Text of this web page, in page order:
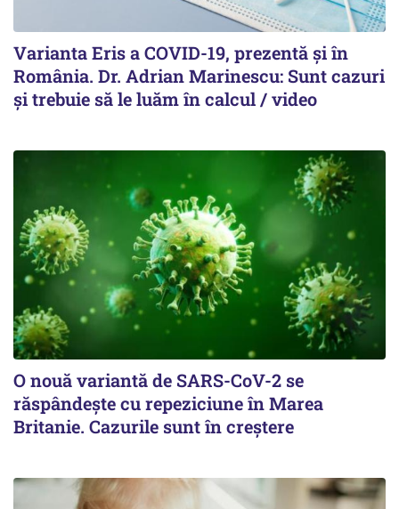
Varianta Eris a COVID-19, prezentă și în
România. Dr. Adrian Marinescu: Sunt cazuri
și trebuie să le luăm în calcul / video
O nouă variantă de SARS-CoV-2 se
răspândește cu repeziciune în Marea
Britanie. Cazurile sunt în creștere